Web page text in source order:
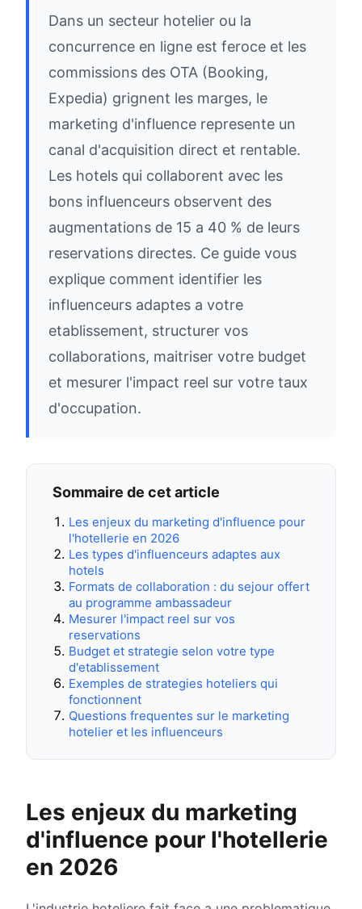
Dans un secteur hotelier ou la
concurrence en ligne est feroce et les
commissions des OTA (Booking,
Expedia) grignent les marges, le
marketing d'influence represente un
canal d'acquisition direct et rentable.
Les hotels qui collaborent avec les
bons influenceurs observent des
augmentations de 15 a 40 % de leurs
reservations directes. Ce guide vous
explique comment identifier les
influenceurs adaptes a votre
etablissement, structurer vos
collaborations, maitriser votre budget
et mesurer l'impact reel sur votre taux
d'occupation.
Sommaire de cet article
Les enjeux du marketing d'influence pour
l'hotellerie en 2026
Les types d'influenceurs adaptes aux
hotels
Formats de collaboration : du sejour offert
au programme ambassadeur
Mesurer l'impact reel sur vos
reservations
Budget et strategie selon votre type
d'etablissement
Exemples de strategies hoteliers qui
fonctionnent
Questions frequentes sur le marketing
hotelier et les influenceurs
Les enjeux du marketing
d'influence pour l'hotellerie
en 2026